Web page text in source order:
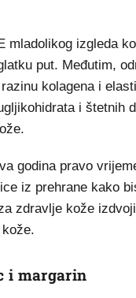
mladolikog izgleda
put. Međutim,
kolagena i
i štetnih
godina pravo
iz prehrane kako
zdravlje kože
i margarin